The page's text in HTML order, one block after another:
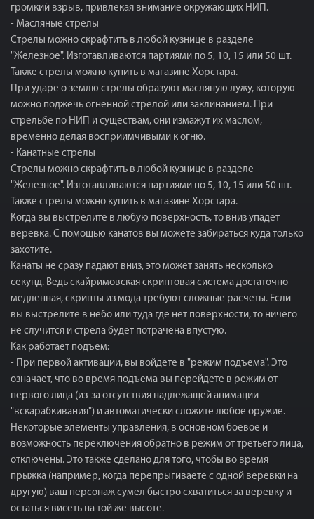
громкий взрыв, привлекая внимание окружающих НИП.
- Масляные стрелы
Стрелы можно скрафтить в любой кузнице в разделе
"Железное". Изготавливаются партиями по 5, 10, 15 или 50 шт.
Также стрелы можно купить в магазине Хорстара.
При ударе о землю стрелы образуют масляную лужу, которую
можно поджечь огненной стрелой или заклинанием. При
стрельбе по НИП и существам, они измажут их маслом,
временно делая восприимчивыми к огню.
- Канатные стрелы
Стрелы можно скрафтить в любой кузнице в разделе
"Железное". Изготавливаются партиями по 5, 10, 15 или 50 шт.
Также стрелы можно купить в магазине Хорстара.
Когда вы выстрелите в любую поверхность, то вниз упадет
веревка. С помощью канатов вы можете забираться куда только
захотите.
Канаты не сразу падают вниз, это может занять несколько
секунд. Ведь скайримовская скриптовая система достаточно
медленная, скрипты из мода требуют сложные расчеты. Если
вы выстрелите в небо или туда где нет поверхности, то ничего
не случится и стрела будет потрачена впустую.
Как работает подъем:
- При первой активации, вы войдете в "режим подъема". Это
означает, что во время подъема вы перейдете в режим от
первого лица (из-за отсутствия надлежащей анимации
"вскарабкивания") и автоматически сложите любое оружие.
Некоторые элементы управления, в основном боевое и
возможность переключения обратно в режим от третьего лица,
отключены. Это также сделано для того, чтобы во время
прыжка (например, когда перепрыгиваете с одной веревки на
другую) ваш персонаж сумел быстро схватиться за веревку и
остаться висеть на той же высоте.